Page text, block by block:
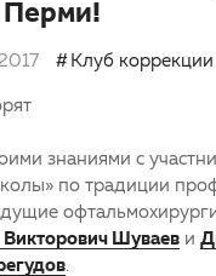
Перми!
Клуб коррекции
знаниями с
по традиции
Викторович Шуваев и